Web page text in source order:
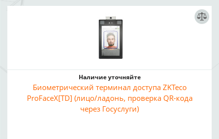
Наличие уточняйте
Биометрический терминал доступа ZKTeco
ProFaceX[TD] (лицо/ладонь, проверка QR-кода
через Госуслуги)